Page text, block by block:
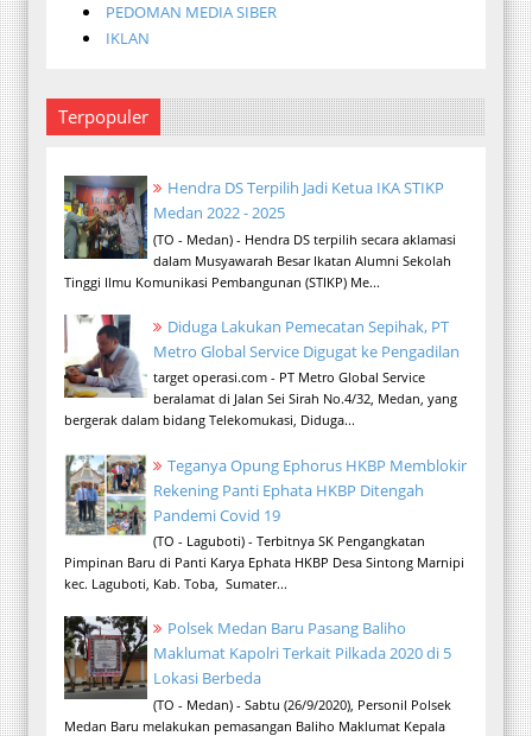
PEDOMAN MEDIA SIBER
IKLAN
Terpopuler
Hendra DS Terpilih Jadi Ketua IKA STIKP
Medan 2022 - 2025
(TO - Medan) - Hendra DS terpilih secara aklamasi
dalam Musyawarah Besar Ikatan Alumni Sekolah
Tinggi Ilmu Komunikasi Pembangunan (STIKP) Me...
Diduga Lakukan Pemecatan Sepihak, PT
Metro Global Service Digugat ke Pengadilan
target operasi.com - PT Metro Global Service
beralamat di Jalan Sei Sirah No.4/32, Medan, yang
bergerak dalam bidang Telekomukasi, Diduga...
Teganya Opung Ephorus HKBP Memblokir
Rekening Panti Ephata HKBP Ditengah
Pandemi Covid 19
(TO - Laguboti) - Terbitnya SK Pengangkatan
Pimpinan Baru di Panti Karya Ephata HKBP Desa Sintong Marnipi
kec. Laguboti, Kab. Toba, Sumater...
Polsek Medan Baru Pasang Baliho
Maklumat Kapolri Terkait Pilkada 2020 di 5
Lokasi Berbeda
(TO - Medan) - Sabtu (26/9/2020), Personil Polsek
Medan Baru melakukan pemasangan Baliho Maklumat Kepala